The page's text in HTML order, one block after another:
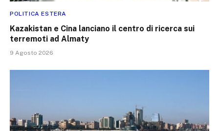
POLITICA ESTERA
Kazakistan e Cina lanciano il centro di ricerca sui
terremoti ad Almaty
9 Agosto 2026